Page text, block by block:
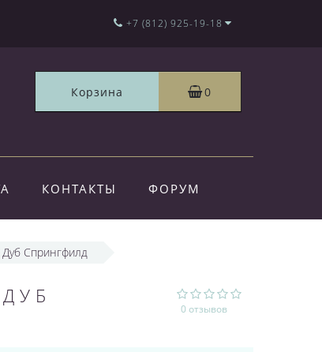
+7 (812) 925-19-18
Корзина 0
КОНТАКТЫ ФОРУМ
Дуб Спрингфилд
0 отзывов